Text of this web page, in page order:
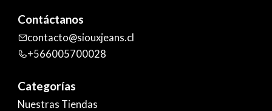
Contáctanos
contacto@siouxjeans.cl
+566005700028
Categorías
Nuestras Tiendas